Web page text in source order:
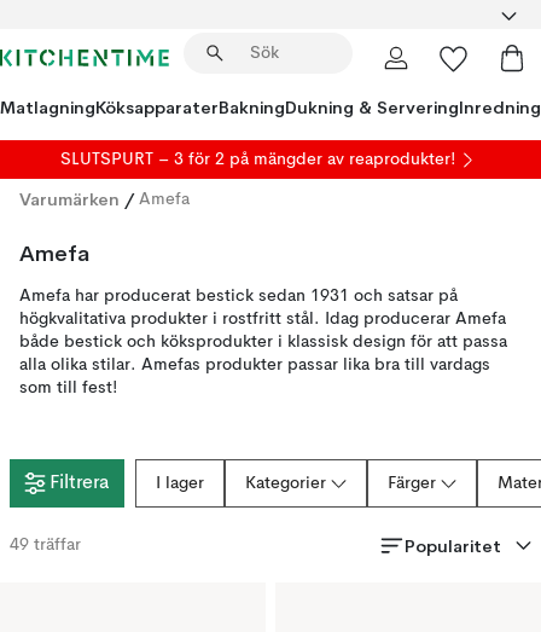
MatlagningKöksapparaterBakningDukning & ServeringInredning
SLUTSPURT – 3 för 2 på mängder av reaprodukter!
Varumärken / Amefa
Amefa
Amefa har producerat bestick sedan 1931 och satsar på
högkvalitativa produkter i rostfritt stål. Idag producerar Amefa
både bestick och köksprodukter i klassisk design för att passa
alla olika stilar. Amefas produkter passar lika bra till vardags
som till fest!
Filtrera I lager Kategorier Färger
49 träffar Popularitet